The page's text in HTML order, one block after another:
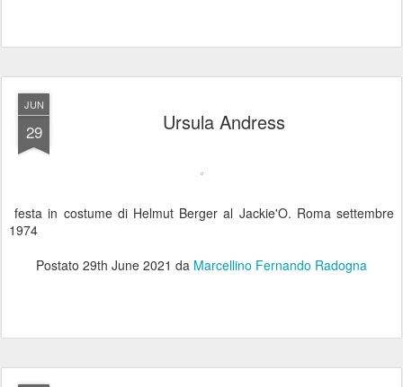
JUN
29 Ursula Andress
festa in costume di Helmut Berger al Jackie'O. Roma settembre
1974
Postato 29th June 2021 da Marcellino Fernando Radogna